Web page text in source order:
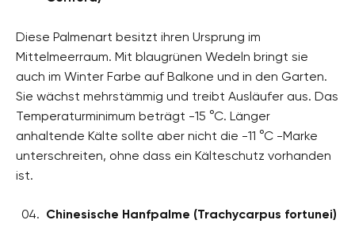
Diese Palmenart besitzt ihren Ursprung im
Mittelmeerraum. Mit blaugrünen Wedeln bringt sie
auch im Winter Farbe auf Balkone und in den Garten.
Sie wächst mehrstämmig und treibt Ausläufer aus. Das
Temperaturminimum beträgt -15 °C. Länger
anhaltende Kälte sollte aber nicht die -11 °C -Marke
unterschreiten, ohne dass ein Kälteschutz vorhanden
ist.
Chinesische Hanfpalme (Trachycarpus fortunei)